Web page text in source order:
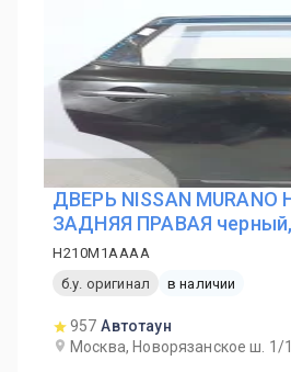
ДВЕРЬ NISSAN MURANO
ЗАДНЯЯ ПРАВАЯ черный,
H210M1AAAA
б.у. оригинал
в наличии
957 Автотаун
Москва, Новорязанское ш. 1/1